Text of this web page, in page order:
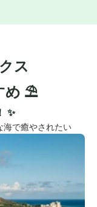
ス
め ⛱️
✨
海で癒やされたい